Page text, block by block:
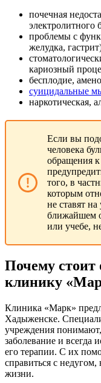
почечная
электролитного
проблемы с
желудка,
кариозный
бесплодие,
суицидальные
наркотическая,
Если вы
человека
обращения
того, в
которым
не ставят
ближайшем
или учебе,
Почему стоит
клинику
Клиника «Марк»
Хадыженске.
учреждения понимают,
заболевание и всегда
его терапии. С их
справиться с
жизни.